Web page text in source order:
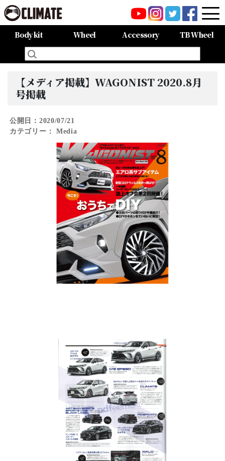
Body kit
All Items
80HARRIER-Balena-
MAZDA CX-8 -Balena-
MAZDA CX-5 -Balena-
LAND CRUISER 150PRADO
LAND CRUISER 200
60HARRIER(Late Term)
60HARRIER(First Term)
50PRIUS
LEXUS NX300 F-SPORT
LEXUS LX570
Wheel
All Items
CARGO PRO/カーゴプロ
GAISEN/凱旋
HOUOH/鳳凰
DEVGRU
ALIA LM-r
ALIA M-5
ALIA S-5
SWATT
BurjAL【Forged】
TEJAS【Forged】
Accessory TB Wheel
【メディア掲載】WAGONIST 2020.8月
号掲載
公開日：2020/07/21
カテゴリー：
Media